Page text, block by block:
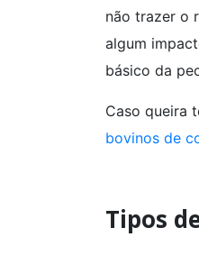
não trazer o
algum
básico da
Caso queira
bovinos de
Tipos